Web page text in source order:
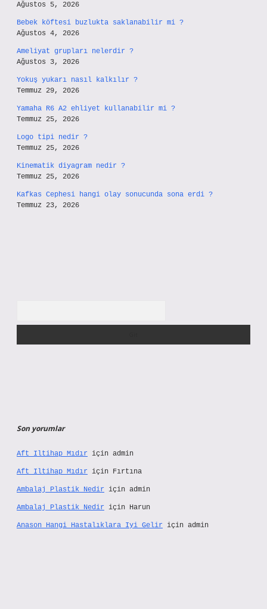
Ağustos 5, 2026
Bebek köftesi buzlukta saklanabilir mi ?
Ağustos 4, 2026
Ameliyat grupları nelerdir ?
Ağustos 3, 2026
Yokuş yukarı nasıl kalkılır ?
Temmuz 29, 2026
Yamaha R6 A2 ehliyet kullanabilir mi ?
Temmuz 25, 2026
Logo tipi nedir ?
Temmuz 25, 2026
Kinematik diyagram nedir ?
Temmuz 25, 2026
Kafkas Cephesi hangi olay sonucunda sona erdi ?
Temmuz 23, 2026
Son yorumlar
Aft Iltihap Mıdır için admin
Aft Iltihap Mıdır için Fırtına
Ambalaj Plastik Nedir için admin
Ambalaj Plastik Nedir için Harun
Anason Hangi Hastalıklara Iyi Gelir için admin